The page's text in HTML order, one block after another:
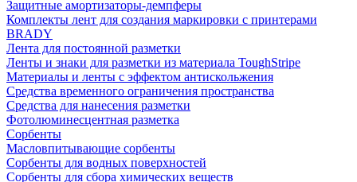
Защитные амортизаторы-демпферы
Комплекты лент для создания маркировки с принтерами
BRADY
Лента для постоянной разметки
Ленты и знаки для разметки из материала ToughStripe
Материалы и ленты с эффектом антискольжения
Средства временного ограничения пространства
Средства для нанесения разметки
Фотолюминесцентная разметка
Сорбенты
Масловпитывающие сорбенты
Сорбенты для водных поверхностей
Сорбенты для сбора химических веществ